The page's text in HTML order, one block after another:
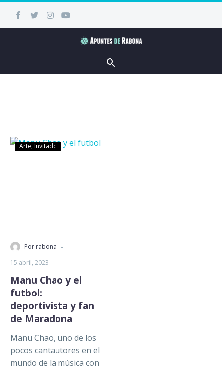
Arte Invitado
Por rabona -
15 abril, 2023
Manu Chao y el
futbol:
deportivista y fan
de Maradona
Manu Chao, uno de los
pocos cantautores en el
mundo de la música con